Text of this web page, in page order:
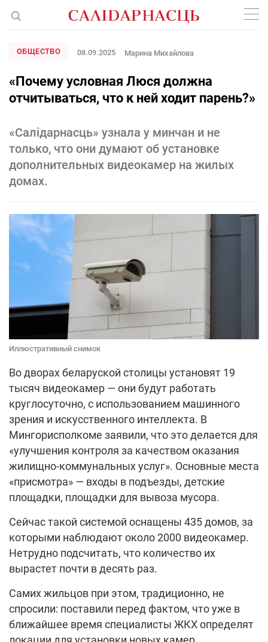
ОБЩЕСТВО 08.09.2025 Марина Михайлова
«Почему условная Люся должна
отчитываться, что к ней ходит парень?»
«Салідарнасць» узнала у минчан и не
только, что они думают об установке
дополнительных видеокамер на жилых
домах.
Иллюстративный снимок
Во дворах беларуской столицы установят 19
тысяч видеокамер — они будут работать
круглосуточно, с использованием машинного
зрения и искусственного интеллекта. В
Мингорисполкоме заявили, что это делается для
«улучшения контроля за качеством оказания
жилищно-коммунальных услуг». Основные места
«присмотра» — входы в подъезды, детские
площадки, площадки для вывоза мусора.
Сейчас такой системой оснащены 435 домов, за
которыми наблюдают около 2000 видеокамер.
Нетрудно подсчитать, что количество их
вырастет почти в десять раз.
Самих жильцов при этом, традиционно, не
спросили: поставили перед фактом, что уже в
ближайшее время специалисты ЖКХ определят